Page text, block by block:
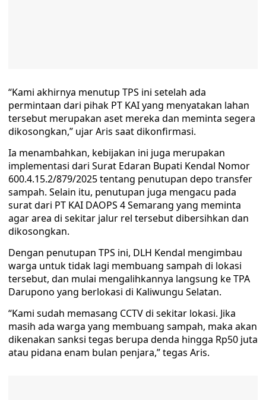
“Kami akhirnya menutup TPS ini setelah ada
permintaan dari pihak PT KAI yang menyatakan lahan
tersebut merupakan aset mereka dan meminta segera
dikosongkan,” ujar Aris saat dikonfirmasi.
Ia menambahkan, kebijakan ini juga merupakan
implementasi dari Surat Edaran Bupati Kendal Nomor
600.4.15.2/879/2025 tentang penutupan depo transfer
sampah. Selain itu, penutupan juga mengacu pada
surat dari PT KAI DAOPS 4 Semarang yang meminta
agar area di sekitar jalur rel tersebut dibersihkan dan
dikosongkan.
Dengan penutupan TPS ini, DLH Kendal mengimbau
warga untuk tidak lagi membuang sampah di lokasi
tersebut, dan mulai mengalihkannya langsung ke TPA
Darupono yang berlokasi di Kaliwungu Selatan.
“Kami sudah memasang CCTV di sekitar lokasi. Jika
masih ada warga yang membuang sampah, maka akan
dikenakan sanksi tegas berupa denda hingga Rp50 juta
atau pidana enam bulan penjara,” tegas Aris.